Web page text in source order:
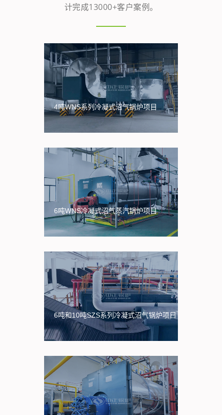
计完成13000+客户案例。
4吨WNS系列冷凝式沼气锅炉项目
6吨WNS冷凝式沼气蒸汽锅炉项目
6吨和10吨SZS系列冷凝式沼气锅炉项目